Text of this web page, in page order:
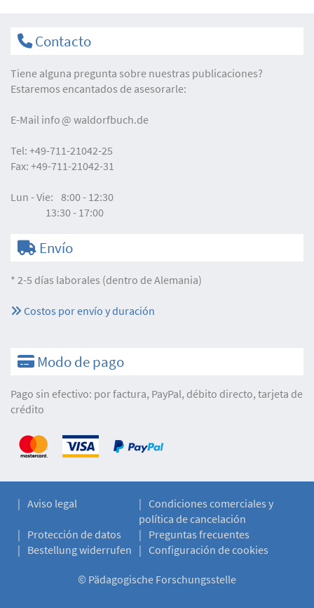
Contacto
Tiene alguna pregunta sobre nuestras publicaciones?
Estaremos encantados de asesorarle:
E-Mail info waldorfbuch.de
Tel: +49-711-21042-25
Fax: +49-711-21042-31
Lun - Vie: 8:00 - 12:30
13:30 - 17:00
Envío
* 2-5 días laborales (dentro de Alemania)
Costos por envío y duración
Modo de pago
Pago sin efectivo: por factura, PayPal, débito directo, tarjeta de
crédito
Aviso legal
Condiciones comerciales y
política de cancelación
Protección de datos
Preguntas frecuentes
Bestellung widerrufen
Configuración de cookies
© Pädagogische Forschungsstelle